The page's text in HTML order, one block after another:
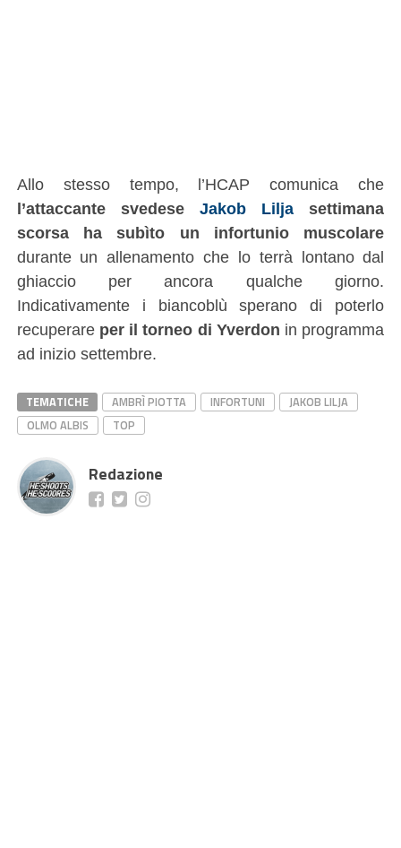
Allo stesso tempo, l’HCAP comunica che
l’attaccante svedese Jakob Lilja settimana
scorsa ha subìto un infortunio muscolare
durante un allenamento che lo terrà lontano dal
ghiaccio per ancora qualche giorno.
Indicativamente i biancoblù sperano di poterlo
recuperare per il torneo di Yverdon in programma
ad inizio settembre.
TEMATICHE AMBRÌ PIOTTA INFORTUNI
JAKOB LILJA
OLMO ALBIS
TOP
Redazione